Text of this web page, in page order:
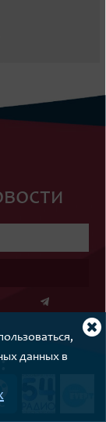
данных в